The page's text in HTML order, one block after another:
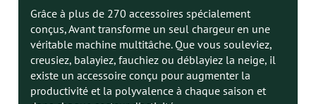
Grâce à plus de 270 accessoires spécialement
conçus, Avant transforme un seul chargeur en une
véritable machine multitâche. Que vous souleviez,
creusiez, balayiez, fauchiez ou déblayiez la neige, il
existe un accessoire conçu pour augmenter la
productivité et la polyvalence à chaque saison et